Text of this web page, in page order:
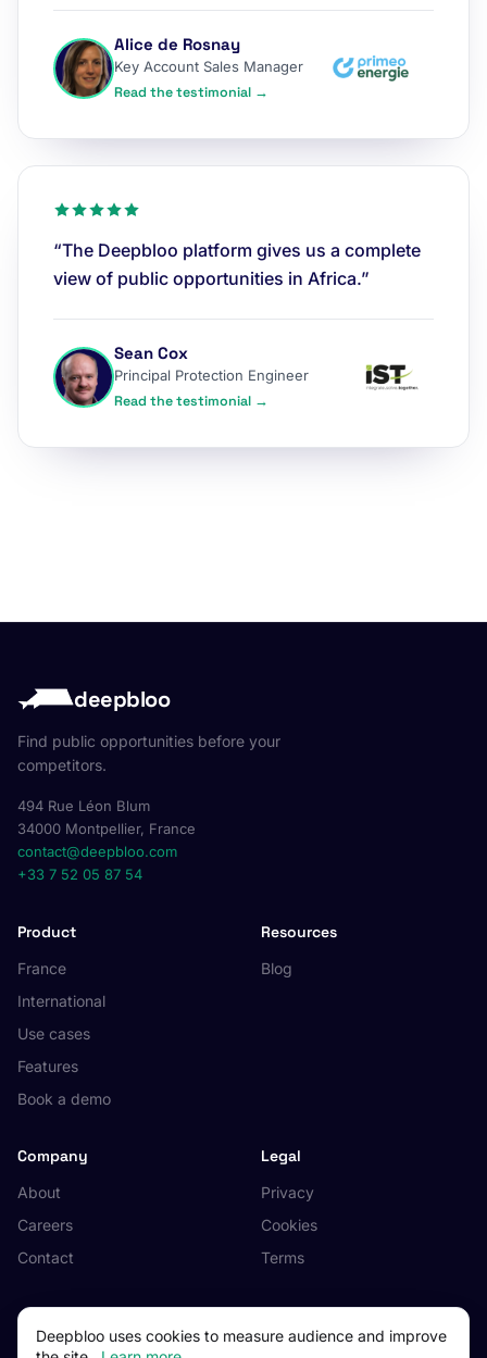
Alice de Rosnay
Key Account Sales Manager
Read the testimonial →
“The Deepbloo platform gives us a complete
view of public opportunities in Africa.”
Sean Cox
Principal Protection Engineer
Read the testimonial →
deepbloo
Find public opportunities before your
competitors.
494 Rue Léon Blum
34000 Montpellier, France
contact@deepbloo.com
+33 7 52 05 87 54
Product
France
International
Use cases
Features
Book a demo
Resources
Blog
Company
About
Careers
Contact
Legal
Privacy
Cookies
Terms
Deepbloo uses cookies to measure audience and improve